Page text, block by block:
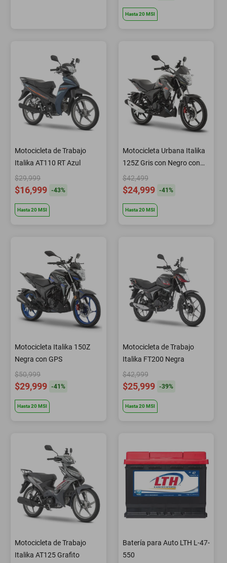
Hasta20MSI
Motocicleta de Trabajo
Italika AT110 RT Azul
$29,999
$16,999 -43%
Hasta20MSI
Motocicleta Urbana Italika
125Z Gris con Negro con
GPS
$42,499
$24,999 -41 %
Hasta20MSI
Motocicleta Italika 150Z
Negra con GPS
$50,999
$29,999 -41%
Hasta20MSI
Motocicleta de Trabajo
Italika FT200 Negra
$42,999
$25,999 -39%
Hasta20MSI
Motocicleta de Trabajo
Italika AT125 Grafito
Batería para Auto LTH L-47-
550